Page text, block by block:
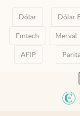
Dólar Dólar
Fintech Merval
AFIP